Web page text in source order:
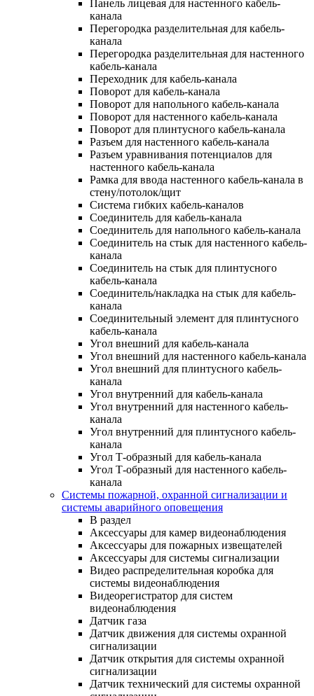
Панель лицевая для настенного кабель-
канала
Перегородка разделительная для кабель-
канала
Перегородка разделительная для настенного
кабель-канала
Переходник для кабель-канала
Поворот для кабель-канала
Поворот для напольного кабель-канала
Поворот для настенного кабель-канала
Поворот для плинтусного кабель-канала
Разъем для настенного кабель-канала
Разъем уравнивания потенциалов для
настенного кабель-канала
Рамка для ввода настенного кабель-канала в
стену/потолок/щит
Система гибких кабель-каналов
Соединитель для кабель-канала
Соединитель для напольного кабель-канала
Соединитель на стык для настенного кабель-
канала
Соединитель на стык для плинтусного
кабель-канала
Соединитель/накладка на стык для кабель-
канала
Соединительный элемент для плинтусного
кабель-канала
Угол внешний для кабель-канала
Угол внешний для настенного кабель-канала
Угол внешний для плинтусного кабель-
канала
Угол внутренний для кабель-канала
Угол внутренний для настенного кабель-
канала
Угол внутренний для плинтусного кабель-
канала
Угол Т-образный для кабель-канала
Угол Т-образный для настенного кабель-
канала
Системы пожарной, охранной сигнализации и
системы аварийного оповещения
В раздел
Аксессуары для камер видеонаблюдения
Аксессуары для пожарных извещателей
Аксессуары для системы сигнализации
Видео распределительная коробка для
системы видеонаблюдения
Видеорегистратор для систем
видеонаблюдения
Датчик газа
Датчик движения для системы охранной
сигнализации
Датчик открытия для системы охранной
сигнализации
Датчик технический для системы охранной